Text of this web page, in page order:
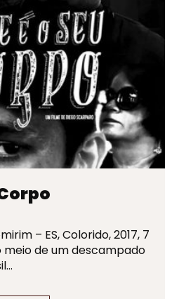
– ES, Colorido, 2017, 7
meio de um descampado